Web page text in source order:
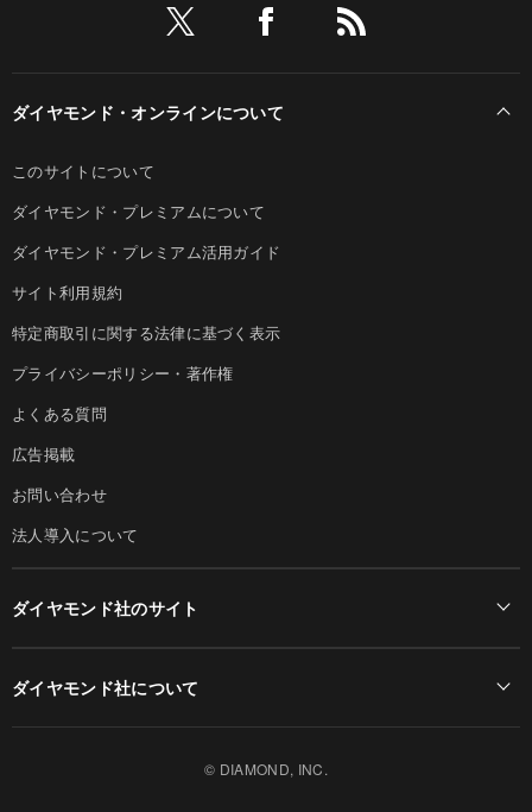
ダイヤモンド・オンラインについて
このサイトについて
ダイヤモンド・プレミアムについて
ダイヤモンド・プレミアム活用ガイド
サイト利用規約
特定商取引に関する法律に基づく表示
プライバシーポリシー・著作権
よくある質問
広告掲載
お問い合わせ
法人導入について
ダイヤモンド社のサイト
ダイヤモンド社について
© DIAMOND, INC.